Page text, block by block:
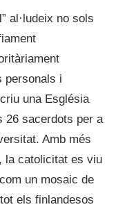
al·ludeix no sols
personals i
una Església
26 sacerdots per a
Amb més
la catolicitat es viu
un mosaic de
els finlandesos